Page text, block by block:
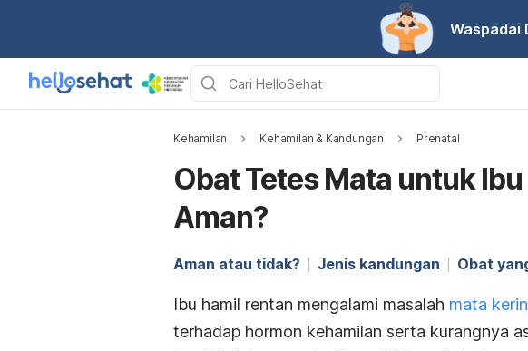
Waspadai
Kehamilan Kehamilan & Kandungan Prenatal
Obat Tetes Mata untuk
Aman?
Aman atau tidak? Jenis kandungan Obat
Ibu hamil rentan mengalami masalah mata
terhadap hormon kehamilan serta kurangnya